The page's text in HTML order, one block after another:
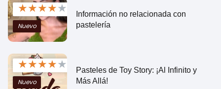
★★★★★
Nuevo
Información no relacionada con
pastelería
★★★★★
Nuevo
Pasteles de Toy Story: ¡Al Infinito y
Más Allá!